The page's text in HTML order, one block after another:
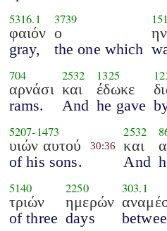
5316.1
φαιόν
gray,
3739
ο
the one which
ην
704
αρνάσι
rams.
2532
και
And
1325
έδωκε
he gave
5207-1473
υιών αυτού
of his sons.
30:36
2532
και
And
5140
τριών
of three
2250
ημερών
days
303.1